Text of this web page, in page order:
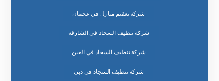
شركة تعقيم منازل في عجمان
شركة تنظيف السجاد في الشارقة
شركة تنظيف السجاد في العين
شركة تنظيف السجاد في دبي